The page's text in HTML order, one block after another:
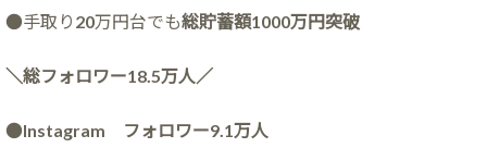
●手取り20万円台でも総貯蓄額1000万円突破
＼総フォロワー18.5万人／
●Instagram フォロワー9.1万人